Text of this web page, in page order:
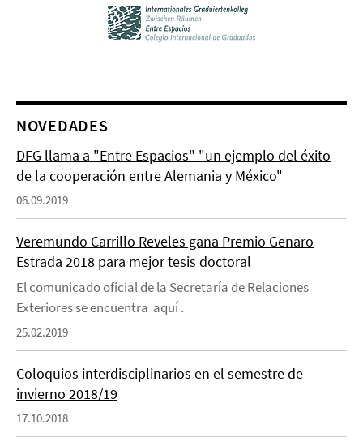
NOVEDADES
DFG llama a "Entre Espacios" "un ejemplo del éxito
de la cooperación entre Alemania y México"
06.09.2019
Veremundo Carrillo Reveles gana Premio Genaro
Estrada 2018 para mejor tesis doctoral
El comunicado oficial de la Secretaría de Relaciones
Exteriores se encuentra aquí .
25.02.2019
Coloquios interdisciplinarios en el semestre de
invierno 2018/19
17.10.2018